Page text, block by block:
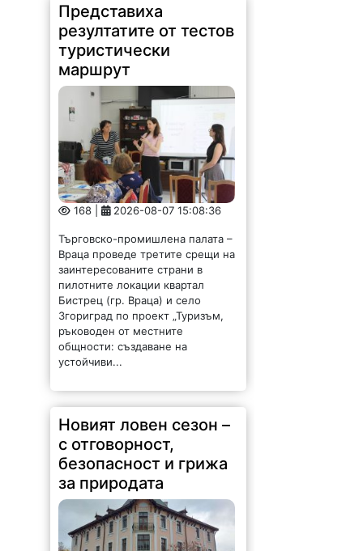
Представиха
резултатите от тестов
туристически
маршрут
168 | 2026-08-07 15:08:36
Търговско-промишлена палата –
Враца проведе третите срещи на
заинтересованите страни в
пилотните локации квартал
Бистрец (гр. Враца) и село
Згориград по проект „Туризъм,
ръководен от местните
общности: създаване на
устойчиви...
Новият ловен сезон –
с отговорност,
безопасност и грижа
за природата